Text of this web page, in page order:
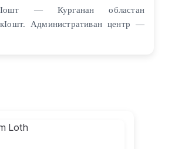
— Курганан областан
Административан центр —